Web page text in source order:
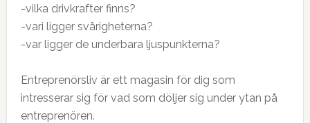
-vilka drivkrafter finns?
-vari ligger svårigheterna?
-var ligger de underbara ljuspunkterna?
Entreprenörsliv är ett magasin för dig som
intresserar sig för vad som döljer sig under ytan på
entreprenören.